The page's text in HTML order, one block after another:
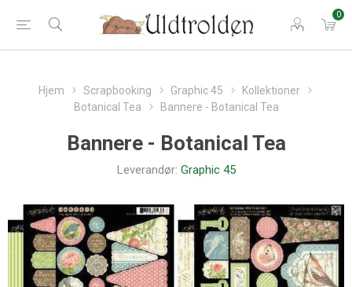
0
Hjem Scrapbooking Graphic 45
Kollektioner
Botanical Tea
Bannere - Botanical Tea
Bannere - Botanical Tea
Leverandør: Graphic 45